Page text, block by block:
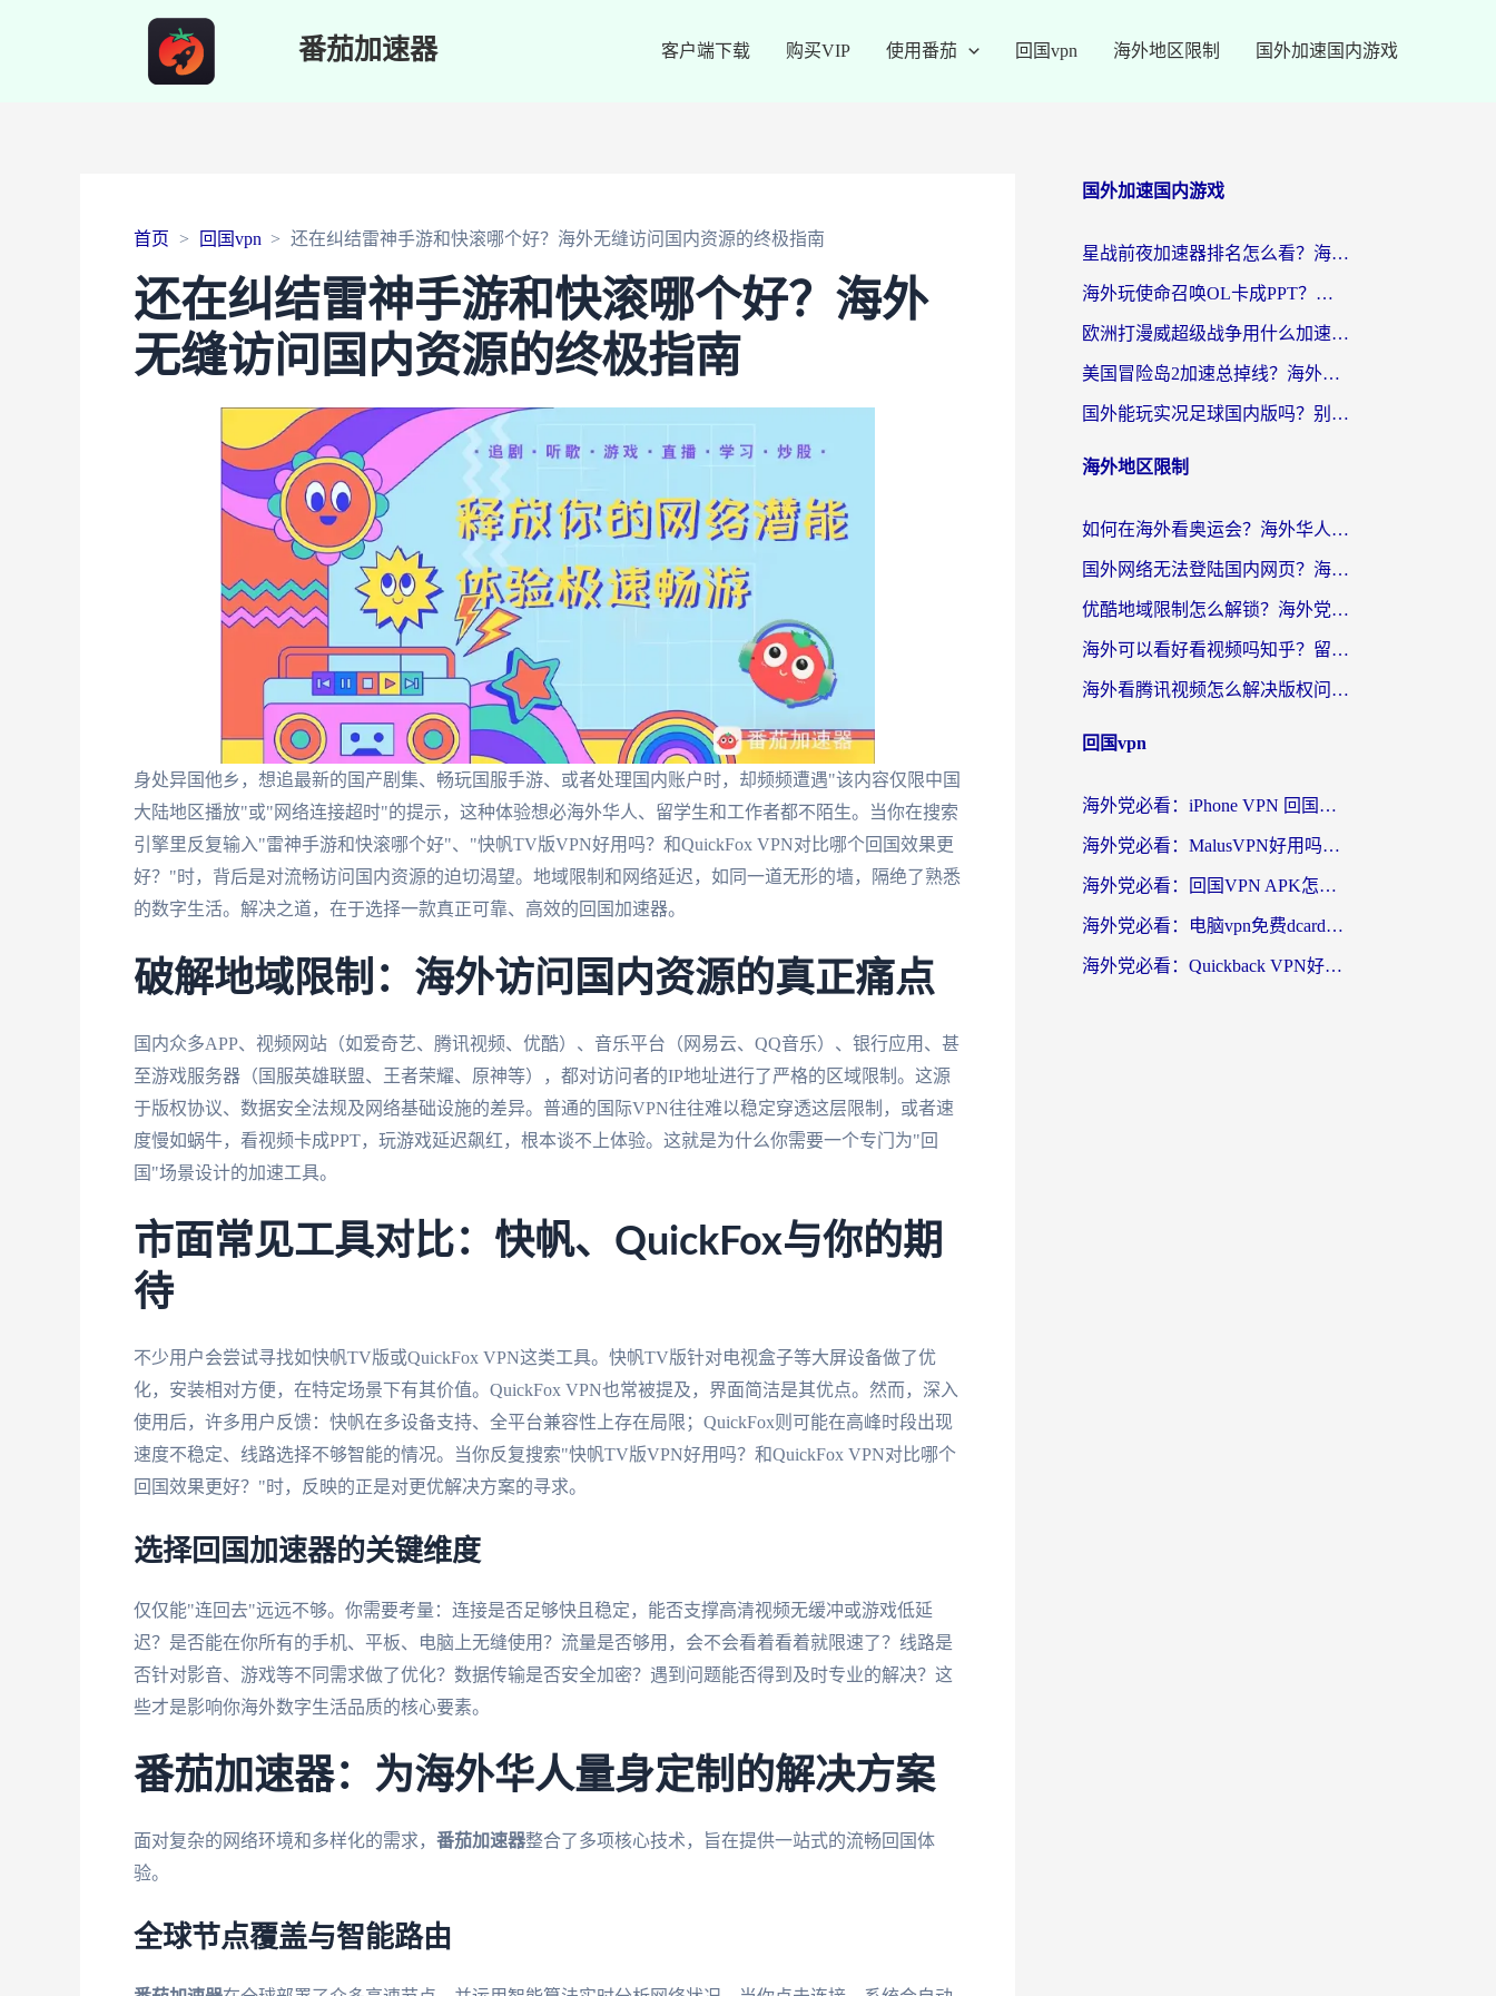
番茄加速器 客户端下载 购买VIP 使用番茄 回国vpn 海外地区限制 国外加速国内游戏
首页 回国vpn 还在纠结雷神手游和快滚哪个好？海外无缝访问国内资源的终极指南
还在纠结雷神手游和快滚哪个好？海外
无缝访问国内资源的终极指南
身处异国他乡，想追最新的国产剧集、畅玩国服手游、或者处理国内账户时，却频频遭遇"该内容仅限中国
大陆地区播放"或"网络连接超时"的提示，这种体验想必海外华人、留学生和工作者都不陌生。当你在搜索
引擎里反复输入"雷神手游和快滚哪个好"、"快帆TV版VPN好用吗？和QuickFox VPN对比哪个回国效果更
好？"时，背后是对流畅访问国内资源的迫切渴望。地域限制和网络延迟，如同一道无形的墙，隔绝了熟悉
的数字生活。解决之道，在于选择一款真正可靠、高效的回国加速器。
破解地域限制：海外访问国内资源的真正痛点
国内众多APP、视频网站（如爱奇艺、腾讯视频、优酷）、音乐平台（网易云、QQ音乐）、银行应用、甚
至游戏服务器（国服英雄联盟、王者荣耀、原神等），都对访问者的IP地址进行了严格的区域限制。这源
于版权协议、数据安全法规及网络基础设施的差异。普通的国际VPN往往难以稳定穿透这层限制，或者速
度慢如蜗牛，看视频卡成PPT，玩游戏延迟飙红，根本谈不上体验。这就是为什么你需要一个专门为"回
国"场景设计的加速工具。
市面常见工具对比：快帆、QuickFox与你的期
待
不少用户会尝试寻找如快帆TV版或QuickFox VPN这类工具。快帆TV版针对电视盒子等大屏设备做了优
化，安装相对方便，在特定场景下有其价值。QuickFox VPN也常被提及，界面简洁是其优点。然而，深入
使用后，许多用户反馈：快帆在多设备支持、全平台兼容性上存在局限；QuickFox则可能在高峰时段出现
速度不稳定、线路选择不够智能的情况。当你反复搜索"快帆TV版VPN好用吗？和QuickFox VPN对比哪个
回国效果更好？"时，反映的正是对更优解决方案的寻求。
选择回国加速器的关键维度
仅仅能"连回去"远远不够。你需要考量：连接是否足够快且稳定，能否支撑高清视频无缓冲或游戏低延
迟？是否能在你所有的手机、平板、电脑上无缝使用？流量是否够用，会不会看着看着就限速了？线路是
否针对影音、游戏等不同需求做了优化？数据传输是否安全加密？遇到问题能否得到及时专业的解决？这
些才是影响你海外数字生活品质的核心要素。
番茄加速器：为海外华人量身定制的解决方案
面对复杂的网络环境和多样化的需求， 番茄加速器整合了多项核心技术，旨在提供一站式的流畅回国体
验。
全球节点覆盖与智能路由
国外加速国内游戏
星战前夜加速器排名怎么看？海外玩家国服游戏畅玩终极指南（附欧洲玩跑跑我的起源解决方案）
海外玩使命召唤OL卡成PPT？苹果用户必看：使命召唤OL国外加速器下载苹果版指南
欧洲打漫威超级战争用什么加速器？3个海外游戏卡顿问题一次解决（附实测推荐）
美国冒险岛2加速总掉线？海外玩家必看的国服游戏加速器选择指南
国外能玩实况足球国内版吗？别再卡成PPT！海外党国服游戏加速全攻略
海外地区限制
如何在海外看奥运会？海外华人必看的体育赛事直播终极指南
国外网络无法登陆国内网页？海外党必看：选对回国加速器实现无缝访问
优酷地域限制怎么解锁？海外党亲测有效的追剧自由指南
海外可以看好看视频吗知乎？留学生亲测有效的回国追剧解决方案
海外看腾讯视频怎么解决版权问题呢？3步让你轻松解锁国内影视自由
回国vpn
海外党必看：iPhone VPN 回国怎么选？一篇搞定无缝访问国内资源
海外党必看：MalusVPN好用吗？和畅游VPN对比哪个回国效果更好？附穿梭飞鱼神龟真实体验
海外党必看：回国VPN APK怎么选？3步教你无缝刷国内剧玩国服
海外党必看：电脑vpn免费dcard真的靠谱吗？教你选对回国加速器无缝访问国内资源
海外党必看：Quickback VPN好用吗？和小黑牛VPN对比哪个回国效果更好？附真实体验+避坑指南